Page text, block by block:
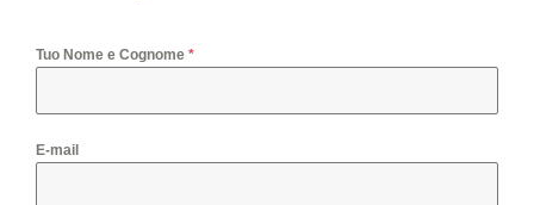
Tuo Nome e Cognome *
E-mail